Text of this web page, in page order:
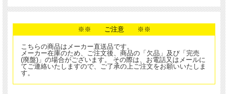
※※ ご注意 ※※
こちらの商品はメーカー直送品です。
メーカー在庫のため、ご注文後、商品の「欠品」及び「完売
(廃盤)」の場合がございます。 その際は、お電話又はメールに
てご連絡いたしますので、ご了承の上ご注文をお願いいたしま
す。